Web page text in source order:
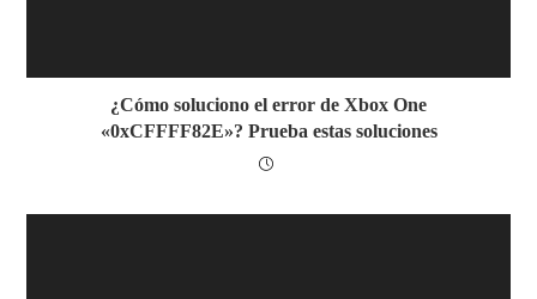
¿Cómo soluciono el error de Xbox One
«0xCFFFF82E»? Prueba estas soluciones